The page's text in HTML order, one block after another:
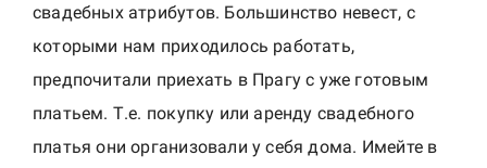
свадебных атрибутов. Большинство невест, с
которыми нам приходилось работать,
предпочитали приехать в Прагу с уже готовым
платьем. Т.е. покупку или аренду свадебного
платья они организовали у себя дома. Имейте в